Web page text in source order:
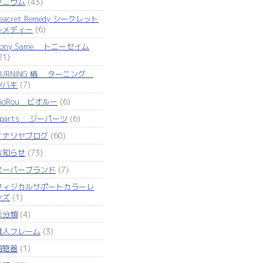
Remedy シークレット
メディー (6)
Same トニーセイム
椿 ターニング
バキ (7)
ビオルー (6)
ジーパーツ (6)
ナリヤブログ (60)
知らせ (73)
ーパーブランド (7)
ィジカルサポートカラーレ
ズ (1)
分類 (4)
人フレーム (3)
聴器 (1)